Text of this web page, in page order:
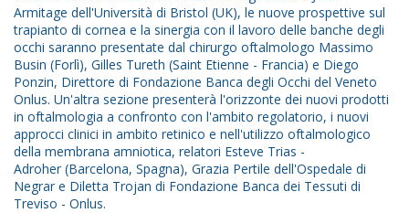
Armitage dell'Università di Bristol (UK), le nuove prospettive sul
trapianto di cornea e la sinergia con il lavoro delle banche degli
occhi saranno presentate dal chirurgo oftalmologo Massimo
Busin (Forlì), Gilles Tureth (Saint Etienne - Francia) e Diego
Ponzin, Direttore di Fondazione Banca degli Occhi del Veneto
Onlus. Un'altra sezione presenterà l'orizzonte dei nuovi prodotti
in oftalmologia a confronto con l'ambito regolatorio, i nuovi
approcci clinici in ambito retinico e nell'utilizzo oftalmologico
della membrana amniotica, relatori Esteve Trias -
Adroher (Barcelona, Spagna), Grazia Pertile dell'Ospedale di
Negrar e Diletta Trojan di Fondazione Banca dei Tessuti di
Treviso - Onlus.